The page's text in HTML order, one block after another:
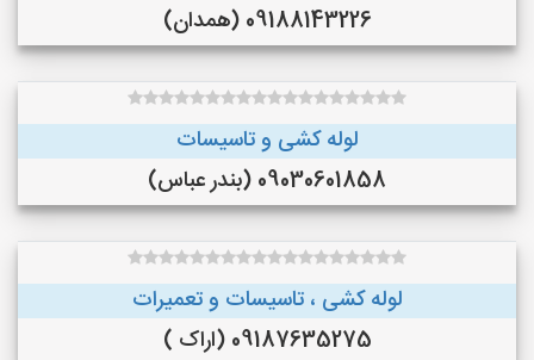
09188143226 (همدان)
لوله کشی و تاسیسات
09030601858 (بندر عباس)
لوله کشی ، تاسیسات و تعمیرات
09187635275 (اراک )